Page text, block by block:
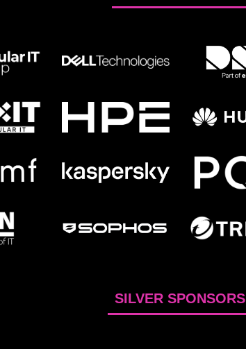
SILVER SPONSORS